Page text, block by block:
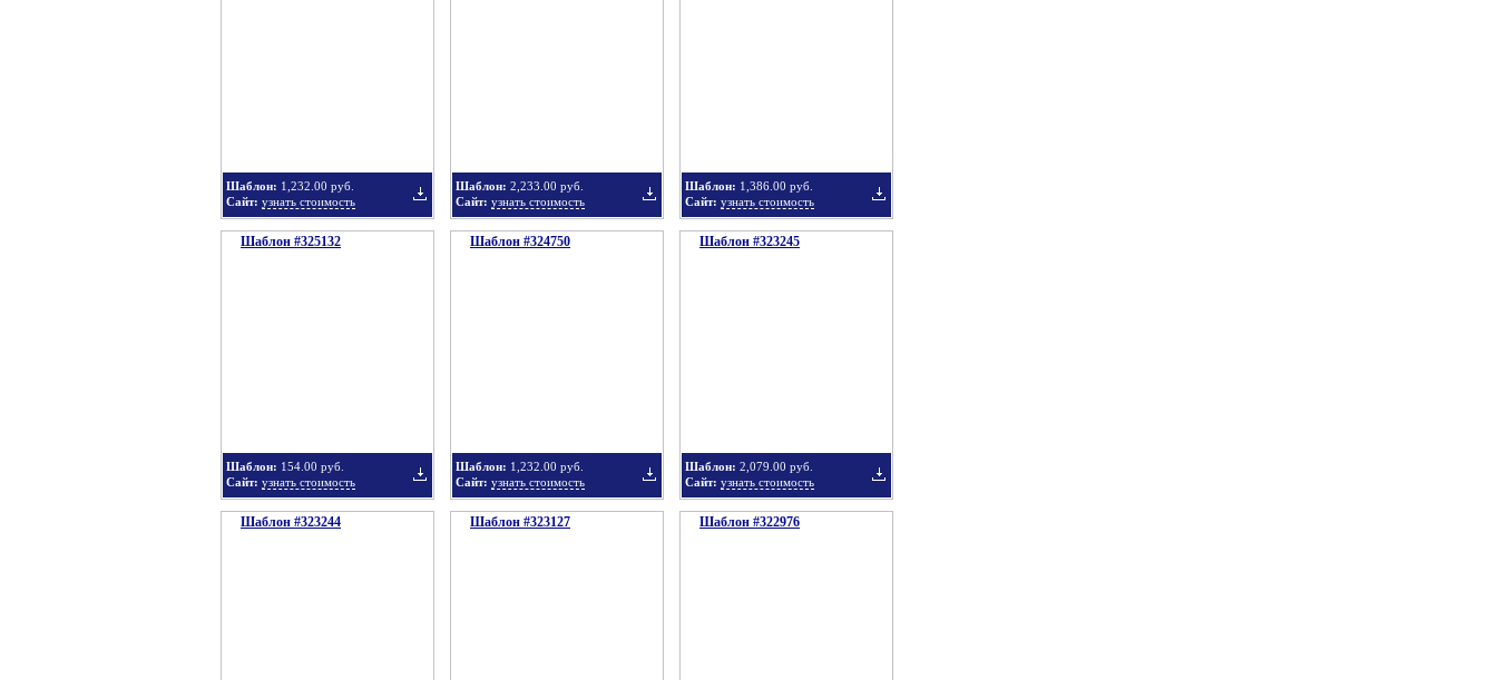
Шаблон: 1,232.00 руб.
Сайт: узнать стоимость
Шаблон: 2,233.00 руб.
Сайт: узнать стоимость
Шаблон: 1,386.00 руб.
Сайт: узнать стоимость
Шаблон #325132
Шаблон: 154.00 руб.
Сайт: узнать стоимость
Шаблон #324750
Шаблон: 1,232.00 руб.
Сайт: узнать стоимость
Шаблон #323245
Шаблон: 2,079.00 руб.
Сайт: узнать стоимость
Шаблон #323244 Шаблон #323127 Шаблон #322976